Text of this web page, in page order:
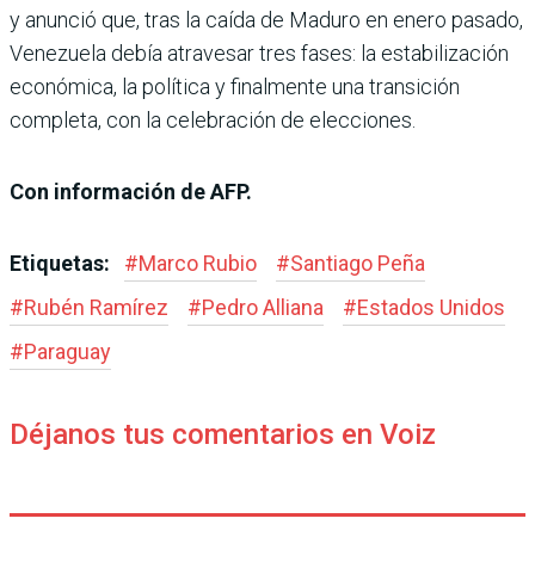
y anunció que, tras la caída de Maduro en enero pasado,
Venezuela debía atravesar tres fases: la estabilización
económica, la política y finalmente una transición
completa, con la celebración de elecciones.
Con información de AFP.
Etiquetas: #Marco Rubio #Santiago Peña
#Rubén Ramírez #Pedro Alliana #Estados Unidos
#Paraguay
Déjanos tus comentarios en Voiz